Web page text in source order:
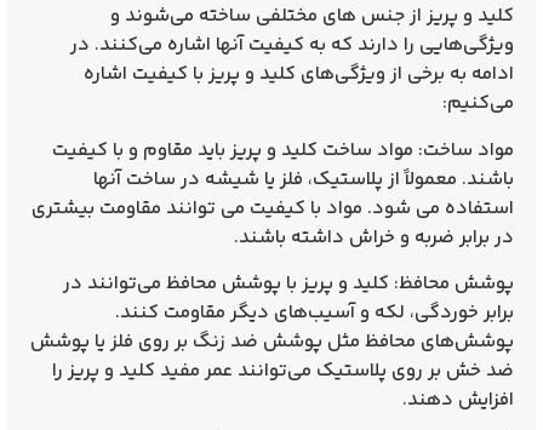
کلید و پریز از جنس های مختلفی ساخته می‌شوند و
ویژگی‌هایی را دارند که به کیفیت آنها اشاره می‌کنند. در
ادامه به برخی از ویژگی‌های کلید و پریز با کیفیت اشاره
می‌کنیم:
مواد ساخت: مواد ساخت کلید و پریز باید مقاوم و با کیفیت
باشند. معمولاً از پلاستیک، فلز یا شیشه در ساخت آنها
استفاده می‌ شود. مواد با کیفیت می‌ توانند مقاومت بیشتری
در برابر ضربه و خراش داشته باشند.
پوشش محافظ: کلید و پریز با پوشش محافظ می‌توانند در
برابر خوردگی، لکه و آسیب‌های دیگر مقاومت کنند.
پوشش‌های محافظ مثل پوشش ضد زنگ بر روی فلز یا پوشش
ضد خش بر روی پلاستیک می‌توانند عمر مفید کلید و پریز را
افزایش دهند.